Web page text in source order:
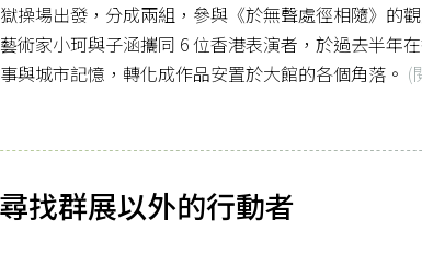
操場出發，分成兩組，參與《於無聲處徑相隨》的
術家小珂與子涵攜同 6 位香港表演者，於過去半年
與城市記憶，轉化成作品安置於大館的各個角落。 (
找群展以外的行動者